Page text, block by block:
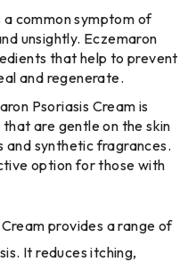
a common symptom of
unsightly. Eczemaron
that help to prevent
and regenerate.
Psoriasis Cream is
are gentle on the skin
and synthetic fragrances.
option for those with
provides a range of
It reduces itching,